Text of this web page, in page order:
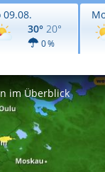
09.08.
30° 20°
0 %
im Überblick